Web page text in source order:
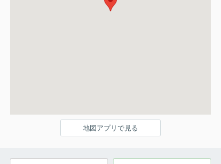
地図アプリで見る